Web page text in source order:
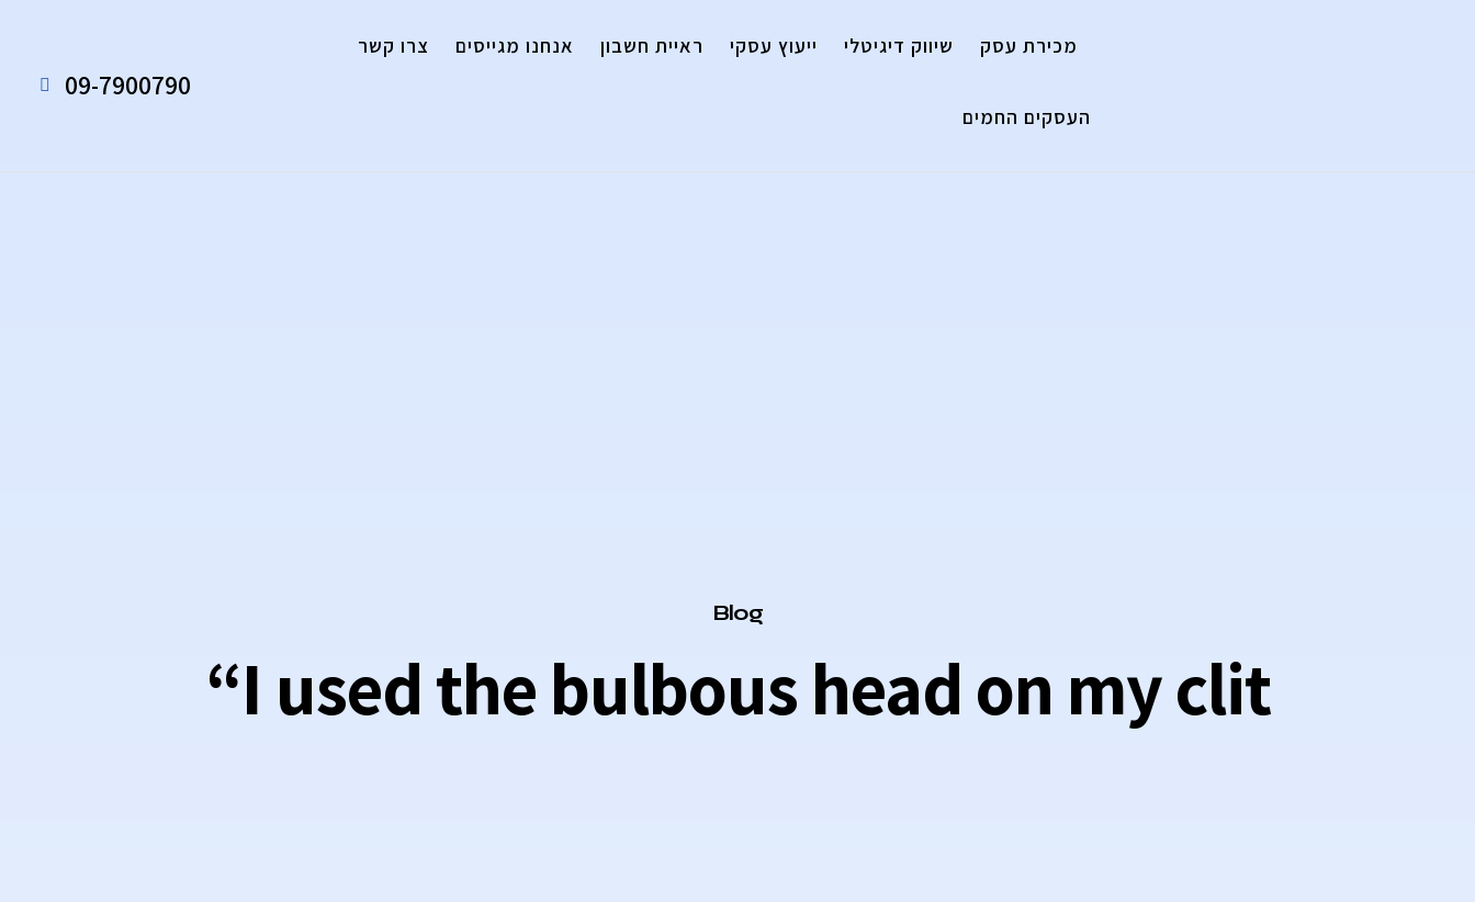
09-7900790
צרו קשר אנחנו מגייסים ראיית חשבון ייעוץ עסקי שיווק דיגיטלי מכירת עסק
העסקים החמים
“I used the bulbous head on my clit
Category
Blog